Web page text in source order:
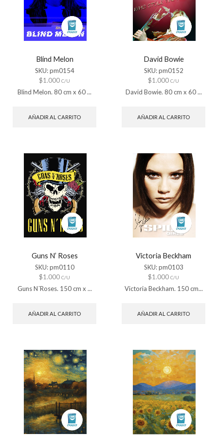
Blind Melon
SKU:pm0154
$1.000 C/U
Blind Melon. 80 cm x 60 ...
AÑADIR AL CARRITO
David Bowie
SKU:pm0152
$1.000 C/U
David Bowie. 80 cm x 60 ...
AÑADIR AL CARRITO
Guns N’ Roses
SKU:pm0110
$1.000 C/U
Guns N´Roses. 150 cm x ...
AÑADIR AL CARRITO
Victoria Beckham
SKU:pm0103
$1.000 C/U
Victoria Beckham. 150 cm...
AÑADIR AL CARRITO